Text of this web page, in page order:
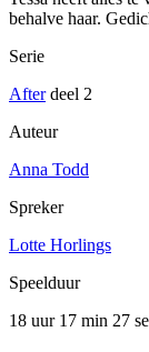
behalve haar.
Serie
Afterdeel 2
Auteur
Anna Todd
Spreker
Lotte Horlings
Speelduur
18 uur 17 min 27